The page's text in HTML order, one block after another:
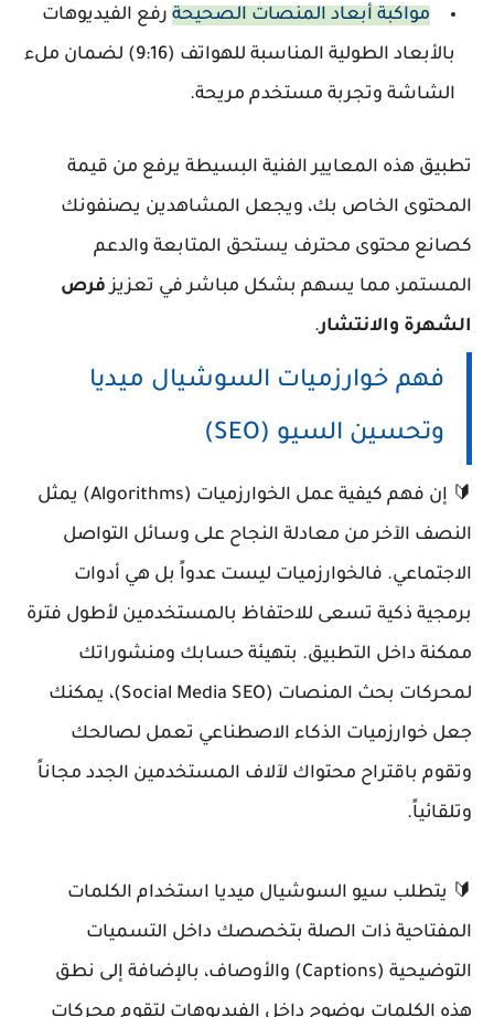
مواكبة أبعاد المنصات الصحيحة رفع الفيديوهات
بالأبعاد الطولية المناسبة للهواتف (9:16) لضمان ملء
الشاشة وتجربة مستخدم مريحة.
تطبيق هذه المعايير الفنية البسيطة يرفع من قيمة
المحتوى الخاص بك، ويجعل المشاهدين يصنفونك
كصانع محتوى محترف يستحق المتابعة والدعم
المستمر، مما يسهم بشكل مباشر في تعزيزفرص
الشهرة والانتشار.
فهم خوارزميات السوشيال ميديا
وتحسين السيو (SEO)
🔰 إن فهم كيفية عمل الخوارزميات (Algorithms) يمثل
النصف الآخر من معادلة النجاح على وسائل التواصل
الاجتماعي. فالخوارزميات ليست عدواً بل هي أدوات
برمجية ذكية تسعى للاحتفاظ بالمستخدمين لأطول فترة
ممكنة داخل التطبيق. بتهيئة حسابك ومنشوراتك
لمحركات بحث المنصات (Social Media SEO)، يمكنك
جعل خوارزميات الذكاء الاصطناعي تعمل لصالحك
وتقوم باقتراح محتواك لآلاف المستخدمين الجدد مجاناً
وتلقائياً.
🔰 يتطلب سيو السوشيال ميديا استخدام الكلمات
المفتاحية ذات الصلة بتخصصك داخل التسميات
التوضيحية (Captions) والأوصاف، بالإضافة إلى نطق
هذه الكلمات بوضوح داخل الفيديوهات لتقوم محركات